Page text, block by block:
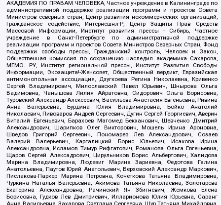
АКАДЕМИЯ ПО ПРАВАМ ЧЕЛОВЕКА, Частное учреждение в Калининграде по
административной поддержке реализации программ и проектов Совета
Министров северных стран, Центр развития некоммерческих организаций,
Гражданское содействие, Интернешнл-Р, Центр Защиты Прав Средств
Массовой Информации, Институт развития прессы - Сибирь, Частное
учреждение в Санкт-Петербурге по административной поддержке
реализации программ и проектов Совета Министров Северных Стран, Фонд
поддержки свободы прессы, Гражданский контроль, Человек и Закон,
Общественная комиссия по сохранению наследия академика Сахарова,
МЕМО. РУ, Институт региональной прессы, Институт Развития Свободы
Информации, Экозащита!-Женсовет, Общественный вердикт, Евразийская
антимонопольная ассоциация, Дзугкоева Регина Николаевна, Кривенко
Сергей Владимирович, Милославский Павел Юрьевич, Шнырова Ольга
Вадимовна, Чанышева Лилия Айратовна, Сидорович Ольга Борисовна,
Туровский Александр Алексеевич, Васильева Анастасия Евгеньевна, Ривина
Анна Валерьевна, Бурдина Юлия Владимировна, Бойко Анатолий
Николаевич, Пивоваров Андрей Сергеевич, Дугин Сергей Георгиевич, Аверин
Виталий Евгеньевич, Барахоев Магомед Бекханович, Шевченко Дмитрий
Александрович, Шарипков Олег Викторович, Мошель Ирина Ароновна,
Шведов Григорий Сергеевич, Пономарев Лев Александрович, Созаев
Валерий Валерьевич, Каргалицкий Борис Юльевич, Исакова Ирина
Александровна, Исламов Тимур Рифгатович, Романова Ольга Евгеньевна,
Щаров Сергей Алексадрович, Цирульников Борис Альбертович, Халидова
Марина Владимировна, Людевиг Марина Зариевна, Федотова Галина
Анатольевна, Паутов Юрий Анатольевич, Верховский Александр Маркович,
Пислакова-Паркер Марина Петровна, Кочеткова Татьяна Владимировна,
Чуркина Наталья Валерьевна, Акимова Татьяна Николаевна, Золотарева
Екатерина Александровна, Рачинский Ян Збигневич, Жемкова Елена
Борисовна, Гудков Лев Дмитриевич, Илларионова Юлия Юрьевна, Саранг